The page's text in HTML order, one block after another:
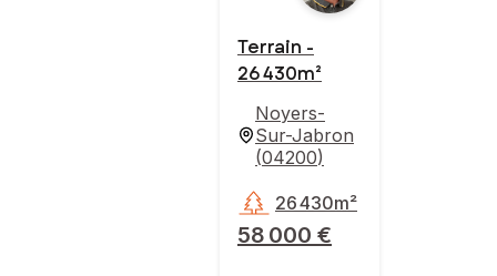
Terrain -
26 430m²
Noyers-
Sur-Jabron
(04200)
58 000 €
26 430m²